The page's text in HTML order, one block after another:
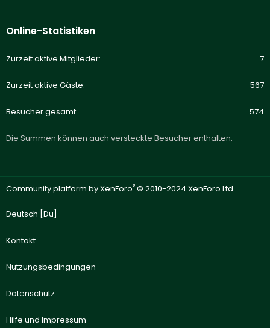
Online-Statistiken
Zurzeit aktive Mitglieder 7
Zurzeit aktive Gäste 567
Besucher gesamt 574
Die Summen können auch versteckte Besucher enthalten.
Community platform by XenForo® © 2010-2024 XenForo Ltd.
Deutsch [Du]
Kontakt
Nutzungsbedingungen
Datenschutz
Hilfe und Impressum